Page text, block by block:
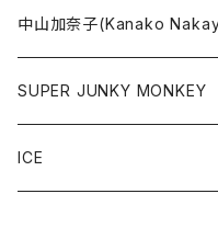
中山加奈子(Kanako
SUPER JUNKY MONKEY
ICE